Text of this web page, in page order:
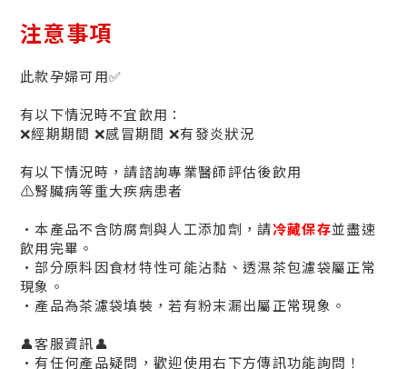
注意事項
此款孕婦可用✅
有以下情況時不宜飲用：
❌經期期間 ❌感冒期間 ❌有發炎狀況
有以下情況時，請諮詢專業醫師評估後飲用
⚠️腎臟病等重大疾病患者
•本產品不含防腐劑與人工添加劑，請冷藏保存並盡速
飲用完畢。
•部分原料因食材特性可能沾黏、透濕茶包濾袋屬正常
現象。
•產品為茶濾袋填裝，若有粉末漏出屬正常現象。
👤客服資訊👤
•有任何產品疑問，歡迎使用右下方傳訊功能詢問！